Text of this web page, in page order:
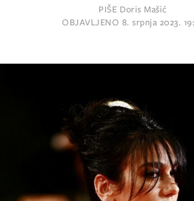
PIŠE Doris Mašić
OBJAVLJENO 8. srpnja 2023.